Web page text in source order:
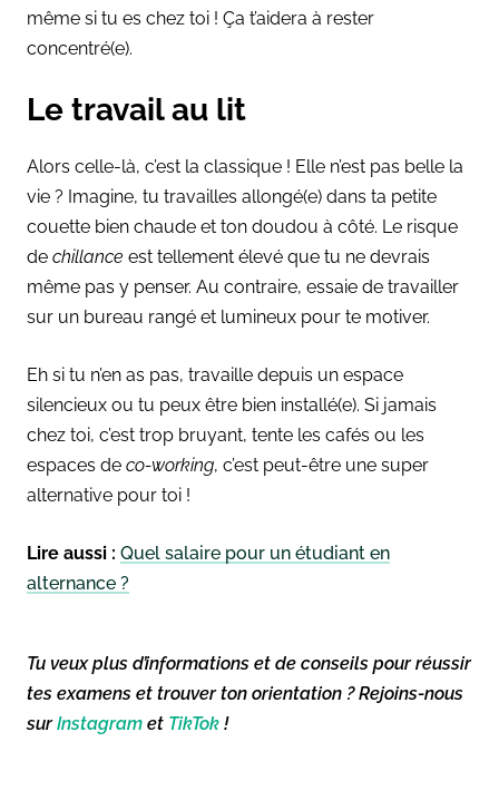
même si tu es chez toi ! Ça t’aidera à rester
concentré(e).
Le travail au lit
Alors celle-là, c’est la classique ! Elle n’est pas belle la
vie ? Imagine, tu travailles allongé(e) dans ta petite
couette bien chaude et ton doudou à côté. Le risque
de chillance est tellement élevé que tu ne devrais
même pas y penser. Au contraire, essaie de travailler
sur un bureau rangé et lumineux pour te motiver.
Eh si tu n’en as pas, travaille depuis un espace
silencieux ou tu peux être bien installé(e). Si jamais
chez toi, c’est trop bruyant, tente les cafés ou les
espaces de co-working, c’est peut-être une super
alternative pour toi !
Lire aussi : Quel salaire pour un étudiant en
alternance ?
Tu veux plus d’informations et de conseils pour réussir
tes examens et trouver ton orientation ? Rejoins-nous
surInstagram et TikTok !